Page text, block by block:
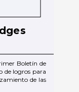
Boletín de
de logros para
de las